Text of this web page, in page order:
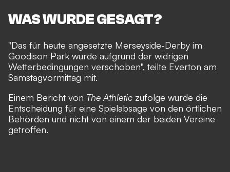
WAS WURDE GESAGT?
"Das für heute angesetzte Merseyside-Derby im
Goodison Park wurde aufgrund der widrigen
Wetterbedingungen verschoben", teilte Everton am
Samstagvormittag mit.
Einem Bericht von The Athletic zufolge wurde die
Entscheidung für eine Spielabsage von den örtlichen
Behörden und nicht von einem der beiden Vereine
getroffen.